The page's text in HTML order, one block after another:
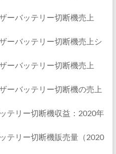
ーバッテリー切断機売上
ーバッテリー切断機売上シ
ーバッテリー切断機売上
ーバッテリー切断機の売上
テリー切断機収益：2020年
テリー切断機販売量（2020